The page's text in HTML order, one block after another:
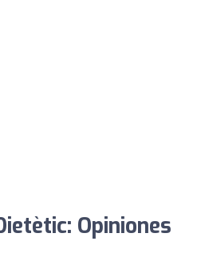
Opiniones